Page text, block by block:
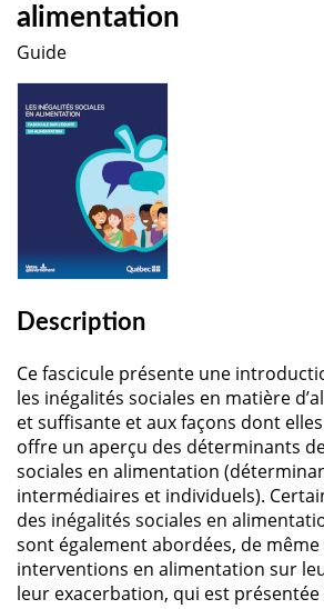
alimentation
Guide
Description
Ce fascicule présente une
les inégalités sociales en matière
et suffisante et aux façons dont
offre un aperçu des déterminants
sociales en alimentation
intermédiaires et individuels).
des inégalités sociales en
sont également abordées, de même
interventions en alimentation sur
leur exacerbation, qui est